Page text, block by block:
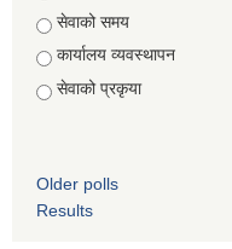
सेवाको समय
कार्यालय व्यवस्थापन
सेवाको प्रकृया
Older polls
Results